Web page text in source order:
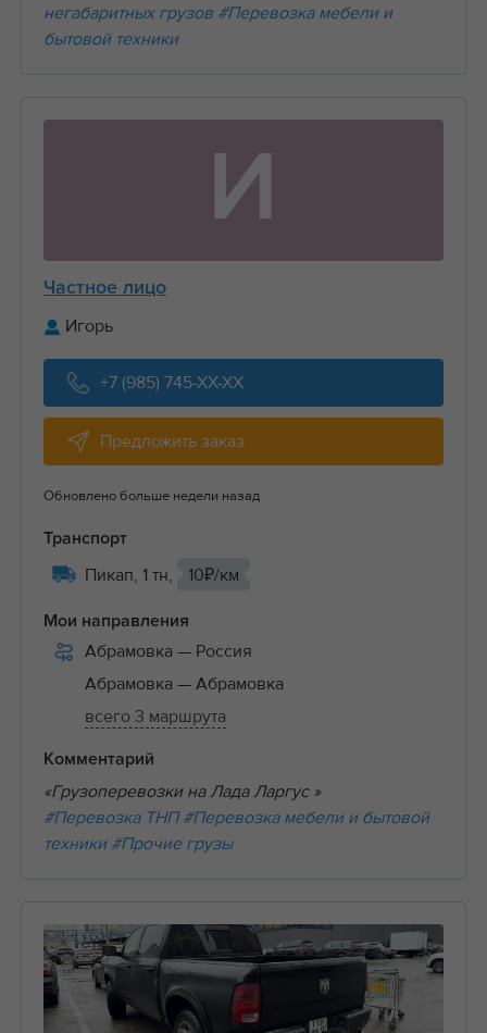
негабаритных грузов #Перевозка мебели и
бытовой техники
И
Частное лицо
Игорь
+7 (985) 745-XX-XX
Предложить заказ
Обновлено больше недели назад
Транспорт
Пикап, 1 тн, 10₽/км
Мои направления
Абрамовка — Россия
Абрамовка — Абрамовка
всего 3 маршрута
Комментарий
«Грузоперевозки на Лада Ларгус »
#Перевозка ТНП #Перевозка мебели и бытовой
техники #Прочие грузы